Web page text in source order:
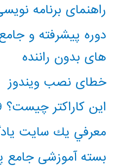
راهنمای برنامه
دوره پیشرفته و
های بدون راننده
خطای نصب ویندوز
این کاراکتر چیست؟ 65279
معرفي يك سايت
بسته آموزشی جامع